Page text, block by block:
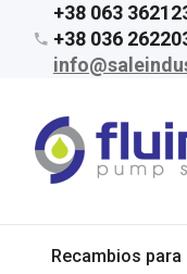
+38 063
+38 036
Recambios para